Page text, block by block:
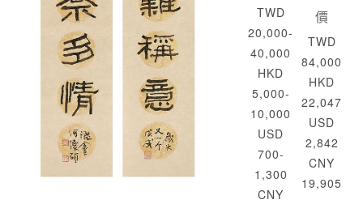
TWD
20,000-
40,000
HKD
5,000-
10,000
USD
700-
1,300
CNY
價
TWD
84,000
HKD
22,047
USD
2,842
CNY
19,905